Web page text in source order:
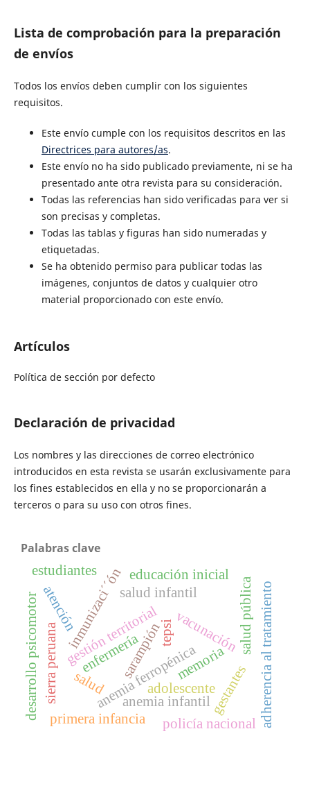
Lista de comprobación para la preparación
de envíos
Todos los envíos deben cumplir con los siguientes
requisitos.
Este envío cumple con los requisitos descritos en las
Directrices para autores/as.
Este envío no ha sido publicado previamente, ni se ha
presentado ante otra revista para su consideración.
Todas las referencias han sido verificadas para ver si
son precisas y completas.
Todas las tablas y figuras han sido numeradas y
etiquetadas.
Se ha obtenido permiso para publicar todas las
imágenes, conjuntos de datos y cualquier otro
material proporcionado con este envío.
Artículos
Política de sección por defecto
Declaración de privacidad
Los nombres y las direcciones de correo electrónico
introducidos en esta revista se usarán exclusivamente para
los fines establecidos en ella y no se proporcionarán a
terceros o para su uso con otros fines.
Palabras clave
vacunación
sarampión
inmunizaci´´ón
gestión territorial salud pública
anemia ferropénica
salud infantil
primera infancia
anemia infantil adherencia al tratamiento
enfermería
sierra peruana gestantes
policía nacional
educación inicial
atención
memoria
desarrollo psicomotor tepsi
estudiantes
salud adolescente